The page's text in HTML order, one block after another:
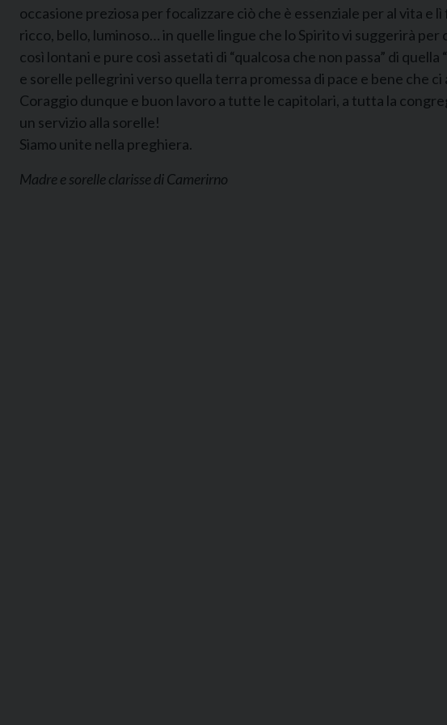
occasione preziosa per focalizzare ciò che è essenziale per al vita
ricco, bello, luminoso… in quelle lingue che lo Spirito vi suggerirà
così lontani e pure così assetati di “qualcosa che non passa” di
e sorelle pellegrini verso quella terra promessa di pace e bene che
Coraggio dunque e buon lavoro a tutte le capitolari, a tutta la
un servizio alla sorelle!
Siamo unite nella preghiera.
Madre e sorelle clarisse di Camerirno